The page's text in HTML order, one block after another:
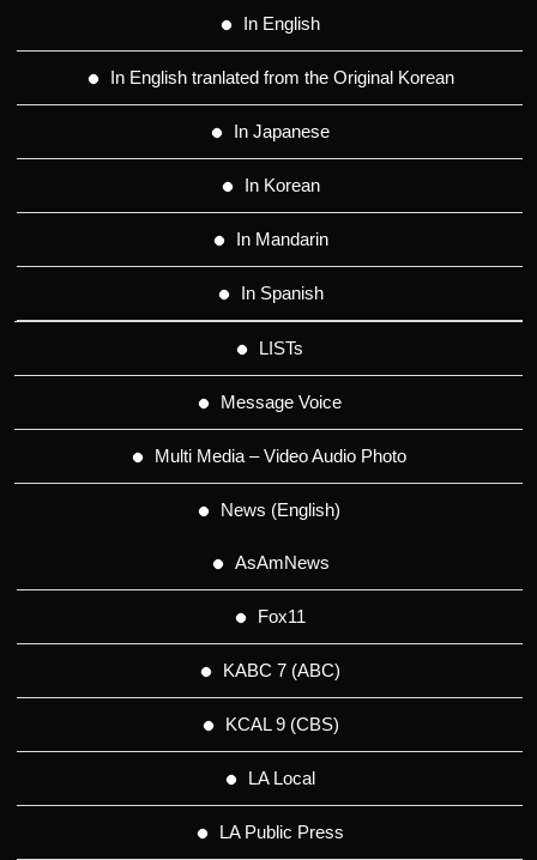
In English
In English tranlated from the Original Korean
In Japanese
In Korean
In Mandarin
In Spanish
LISTs
Message Voice
Multi Media – Video Audio Photo
News (English)
AsAmNews
Fox11
KABC 7 (ABC)
KCAL 9 (CBS)
LA Local
LA Public Press